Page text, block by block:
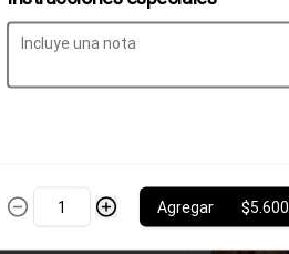
ricotta, queso de cabra,
un toque de pimienta y
de fior di latte, salsa
ricotta, jamon cocido,
un toque de
Agregar $5.600